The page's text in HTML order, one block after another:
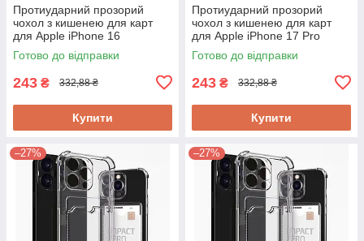
Протиударний прозорий
чохол з кишенею для карт
для Apple iPhone 16
Готово до відправки
243 ₴ 332,88 ₴
Купити
Протиударний прозорий
чохол з кишенею для карт
для Apple iPhone 17 Pro
Готово до відправки
243 ₴ 332,88 ₴
Купити
–27% –27%